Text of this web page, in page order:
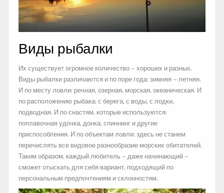
Виды рыбалки
Их существует огромное количество – хороших и разных.
Виды рыбалки различаются и по поре года: зимняя – летняя.
И по месту ловли: речная, озерная, морская, океаническая. И
по расположению рыбака: с берега, с воды, с лодки,
подводная. И по снастям, которые используются:
поплавочная удочка, донка, спиннинг и другие
приспособления. И по объектам ловли: здесь не станем
перечислять все видовое разнообразие морских обитателей.
Таким образом, каждый любитель – даже начинающий –
сможет отыскать для себя вариант, подходящий по
персональным предпочтениям и склонностям.